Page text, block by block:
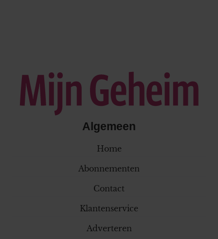
Algemeen
Home
Abonnementen
Contact
Klantenservice
Adverteren